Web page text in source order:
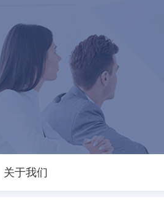
关于我们